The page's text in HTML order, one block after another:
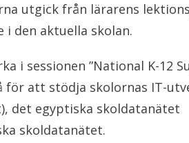
utgick från lärarens
den aktuella skolan.
i sessionen ”National K-12
för att stödja skolornas IT-
det egyptiska skoldatanätet
skoldatanätet.